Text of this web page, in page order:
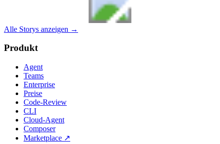
Alle Storys anzeigen →
Produkt
Agent
Teams
Enterprise
Preise
Code-Review
CLI
Cloud-Agent
Composer
Marketplace ↗